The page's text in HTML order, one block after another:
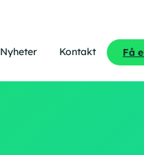
Nyheter Kontakt Få